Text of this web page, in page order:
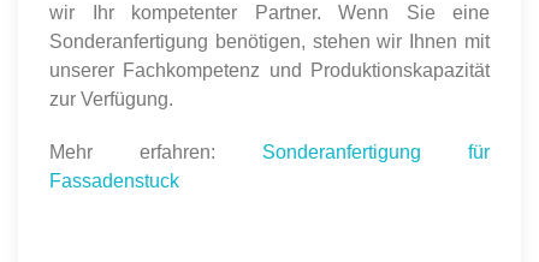
wir Ihr kompetenter Partner. Wenn Sie eine
Sonderanfertigung benötigen, stehen wir Ihnen mit
unserer Fachkompetenz und Produktionskapazität
zur Verfügung.
Mehr erfahren: Sonderanfertigung für
Fassadenstuck